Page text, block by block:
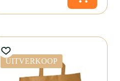
UITVERKOOP